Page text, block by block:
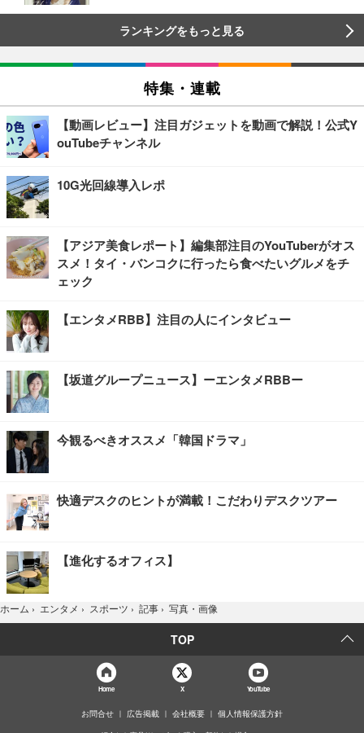
ランキングをもっと見る
特集・連載
【動画レビュー】注目ガジェットを動画で解説！公式Y
ouTubeチャンネル
10G光回線導入レポ
【アジア美食レポート】編集部注目のYouTuberがオス
スメ！タイ・バンコクに行ったら食べたいグルメをチ
ェック
【エンタメRBB】注目の人にインタビュー
【坂道グループニュース】ーエンタメRBBー
今観るべきオススメ「韓国ドラマ」
快適デスクのヒントが満載！こだわりデスクツアー
【進化するオフィス】
ホーム › エンタメ › スポーツ › 記事 › 写真・画像
TOP
Home X YouTube
お問合せ 広告掲載 会社概要 個人情報保護方針